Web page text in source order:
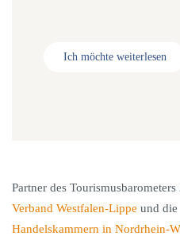
Ich möchte weiterlesen
Partner des
Verband Westfalen-Lippe und die
Handelskammern in Nordrhein-